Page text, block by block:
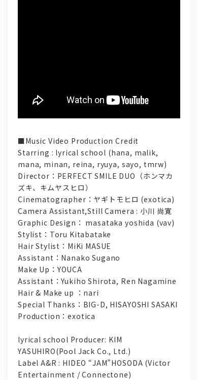
■Music Video Production Credit
Starring : lyrical school (hana, malik,
mana, minan, reina, ryuya, sayo, tmrw)
Director：PERFECT SMILE DUO（ホンマカ
ズキ、キムヤスヒロ）
Cinematographer：ヤギトモヒロ (exotica)
Camera Assistant,Still Camera : 小川 尚寛
Graphic Design： masataka yoshida (vav)
Stylist：Toru Kitabatake
Hair Stylist：MiKi MASUE
Assistant：Nanako Sugano
Make Up：YOUCA
Assistant：Yukiho Shirota, Ren Nagamine
Hair & Make up ：nari
Special Thanks：BIG-D, HISAYOSHI SASAKI
Production：exotica
lyrical school Producer: KIM
YASUHIRO(Pool Jack Co., Ltd.)
Label A&R : HIDEO “JAM”HOSODA (Victor
Entertainment / Connectone)